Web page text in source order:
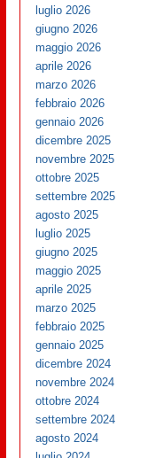
luglio 2026
giugno 2026
maggio 2026
aprile 2026
marzo 2026
febbraio 2026
gennaio 2026
dicembre 2025
novembre 2025
ottobre 2025
settembre 2025
agosto 2025
luglio 2025
giugno 2025
maggio 2025
aprile 2025
marzo 2025
febbraio 2025
gennaio 2025
dicembre 2024
novembre 2024
ottobre 2024
settembre 2024
agosto 2024